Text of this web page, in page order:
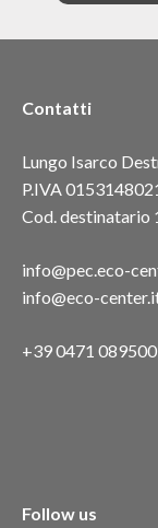
Contatti
Lungo Isarco
P.IVA
Cod. destinatario
info@pec.eco-
info@eco-
+39 0471 089500
Follow us